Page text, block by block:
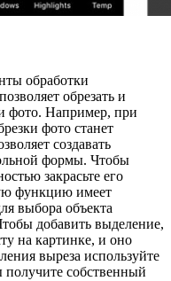
обработки
обрезать и
фото. Например, при
фото станет
создавать
формы. Чтобы
закрасьте его
функцию имеет
выбора объекта
добавить выделение,
на картинке, и оно
выреза используйте
получите собственный